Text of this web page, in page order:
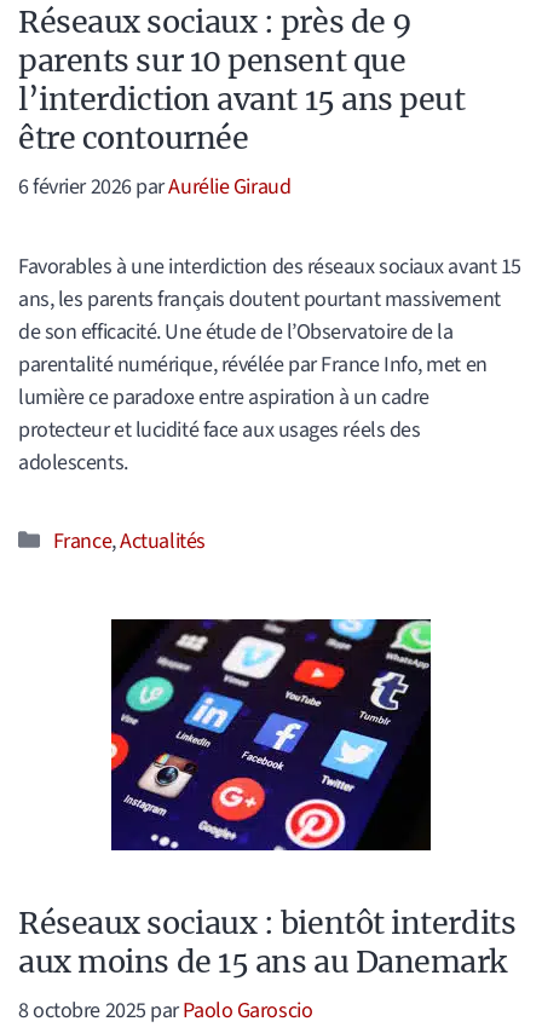
Réseaux sociaux : près de 9
parents sur 10 pensent que
l’interdiction avant 15 ans peut
être contournée
6 février 2026parAurélie Giraud
Favorables à une interdiction des réseaux sociaux avant 15
ans, les parents français doutent pourtant massivement
de son efficacité. Une étude de l’Observatoire de la
parentalité numérique, révélée par France Info, met en
lumière ce paradoxe entre aspiration à un cadre
protecteur et lucidité face aux usages réels des
adolescents.
Catégories
France,Actualités
Réseaux sociaux : bientôt interdits
aux moins de 15 ans au Danemark
8 octobre 2025 parPaolo Garoscio